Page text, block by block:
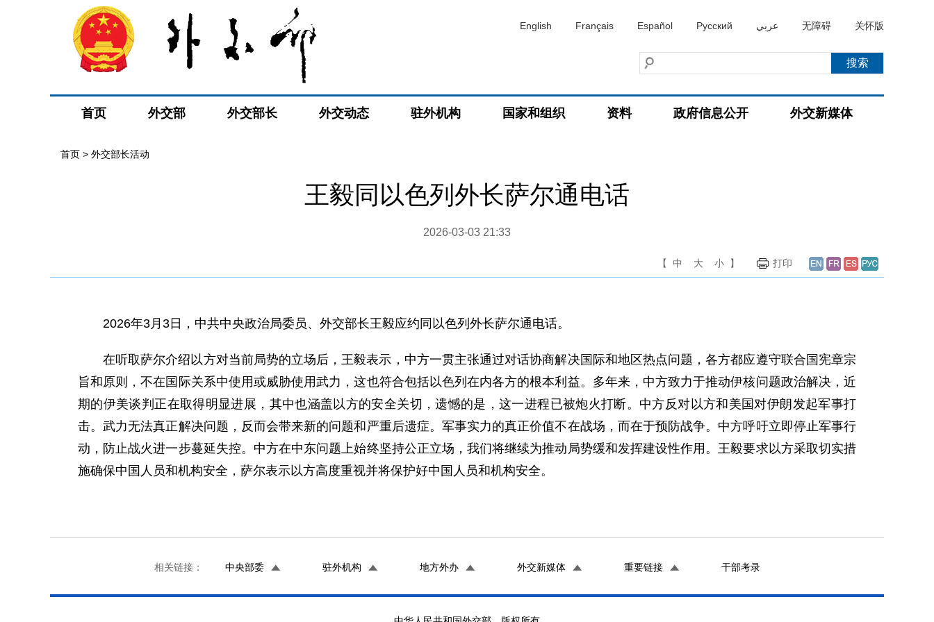
English Français Español Русский عربي 无障碍 关怀版
首页 外交部 外交部长 外交动态 驻外机构 国家和组织 资料 政府信息公开 外交新媒体
首页 > 外交部长活动
王毅同以色列外长萨尔通电话
2026-03-03 21:33
【 中 大 小 】 打印
2026年3月3日，中共中央政治局委员、外交部长王毅应约同以色列外长萨尔通电话。
在听取萨尔介绍以方对当前局势的立场后，王毅表示，中方一贯主张通过对话协商解决国际和地区热点问题，各方都应遵守联合国宪章宗
旨和原则，不在国际关系中使用或威胁使用武力，这也符合包括以色列在内各方的根本利益。多年来，中方致力于推动伊核问题政治解决，近
期的伊美谈判正在取得明显进展，其中也涵盖以方的安全关切，遗憾的是，这一进程已被炮火打断。中方反对以方和美国对伊朗发起军事打
击。武力无法真正解决问题，反而会带来新的问题和严重后遗症。军事实力的真正价值不在战场，而在于预防战争。中方呼吁立即停止军事行
动，防止战火进一步蔓延失控。中方在中东问题上始终坚持公正立场，我们将继续为推动局势缓和发挥建设性作用。王毅要求以方采取切实措
施确保中国人员和机构安全，萨尔表示以方高度重视并将保护好中国人员和机构安全。
相关链接： 中央部委 驻外机构 地方外办 外交新媒体 重要链接 干部考录